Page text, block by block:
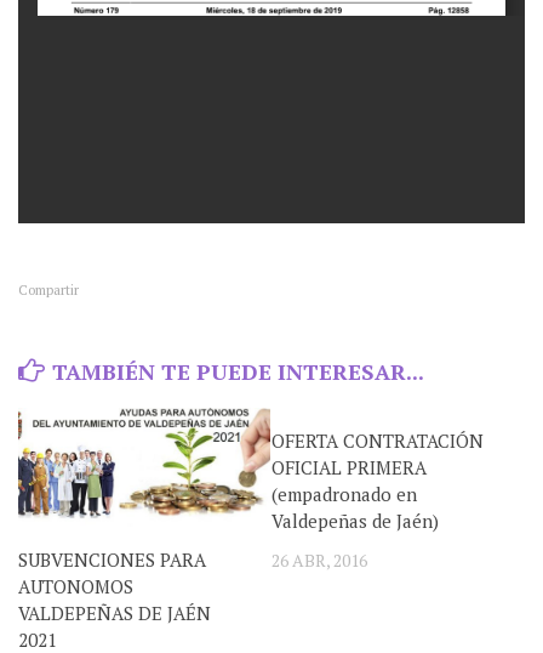
Compartir
TAMBIÉN TE PUEDE INTERESAR...
SUBVENCIONES PARA
AUTONOMOS
VALDEPEÑAS DE JAÉN
2021
OFERTA CONTRATACIÓN
OFICIAL PRIMERA
(empadronado en
Valdepeñas de Jaén)
26 ABR, 2016